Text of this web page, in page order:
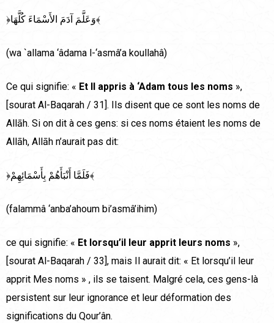
﴿وَعَلَّمَ آدَمَ الأَسْمَاءَ كُلَّهَا﴾
(wa `allama ‘âdama l-‘asmâ’a koullahâ)
Ce qui signifie: « Et Il appris à ‘Adam tous les noms »,
[sourat Al-Baqarah / 31]. Ils disent que ce sont les noms de
Allāh. Si on dit à ces gens: si ces noms étaient les noms de
Allāh, Allāh n’aurait pas dit:
﴿فَلَمَّا أَنْبَأَهُمْ بِأَسْمَائِهِمْ﴾
(falammâ ‘anba’ahoum bi’asmâ’ihim)
ce qui signifie: « Et lorsqu’il leur apprit leurs noms »,
[sourat Al-Baqarah / 33], mais Il aurait dit: « Et lorsqu’il leur
apprit Mes noms » , ils se taisent. Malgré cela, ces gens-là
persistent sur leur ignorance et leur déformation des
significations du Qour’ân.